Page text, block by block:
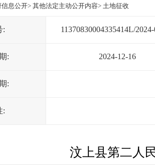
信息公开> 其他法定主动公开内容> 土地征收
: 11370830004335414L/2024-
: 2024-12-16
:
:
汶上县第二人